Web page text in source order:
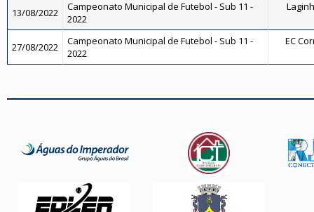
13/08/2022
Campeonato Municipal de Futebol - Sub 11 -
2022
27/08/2022
Campeonato Municipal de Futebol - Sub 11 -
2022
EC